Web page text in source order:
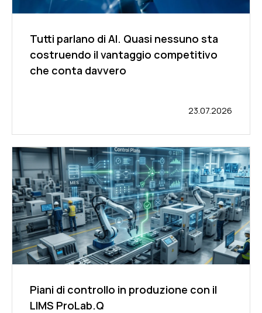
Tutti parlano di AI. Quasi nessuno sta
costruendo il vantaggio competitivo
che conta davvero
23.07.2026
Piani di controllo in produzione con il
LIMS ProLab.Q